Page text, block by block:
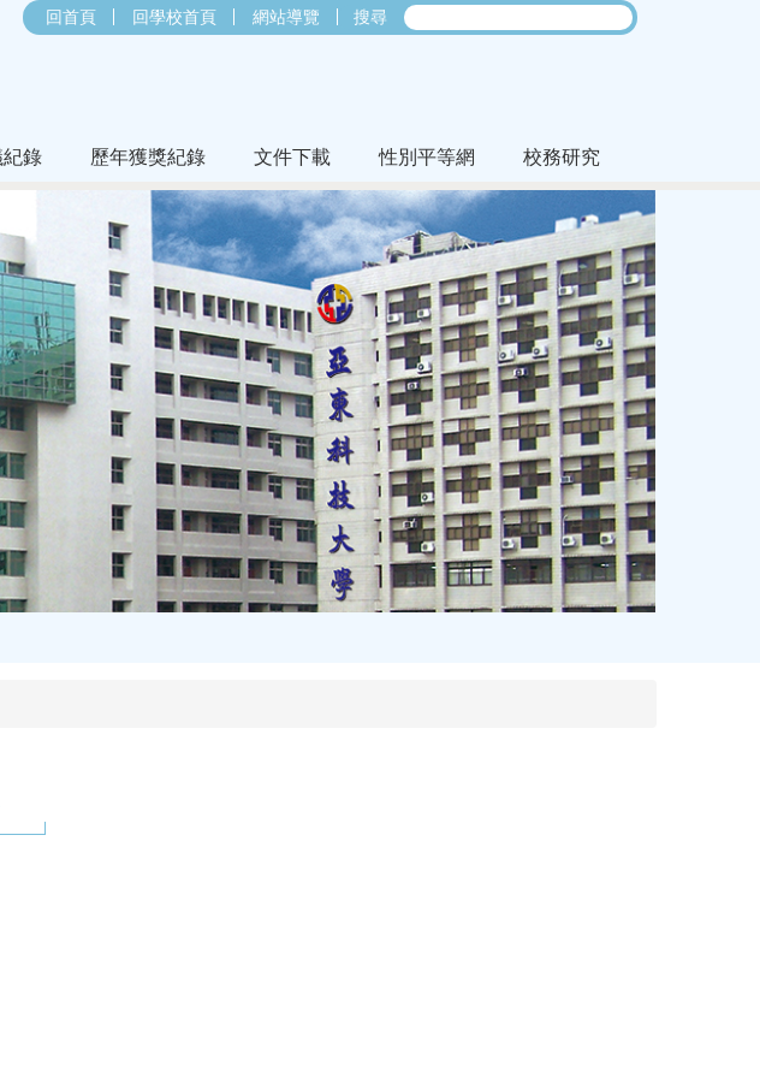
回首頁 回學校首頁 網站導覽 搜尋
錄 歷年獲獎紀錄 文件下載 性別平等網 校務研究